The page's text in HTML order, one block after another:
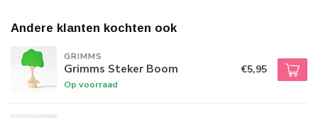
Andere klanten kochten ook
GRIMMS
Grimms Steker Boom
Op voorraad
€5,95